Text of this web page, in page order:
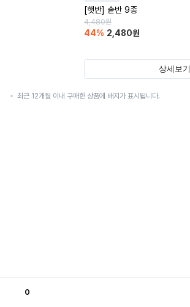
[햇반] 솥반 9종
4,480원
44% 2,480원
상세보기
최근 12개월 이내 구매한 상품에 배지가 표시됩니다.
0